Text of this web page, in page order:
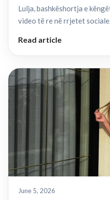
Lulja, bashkëshortja e
video të re në rrjetet
Read article
June 5, 2026